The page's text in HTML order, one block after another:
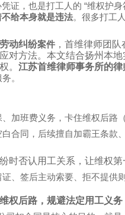
证，也是打工人的 “维权护身
给本身就是违法。很多打工
劳动纠纷案件 ，首维律师团
对方法。本文结合扬州本地
。 江苏首维律师事务所的
。
加班费义务，卡住维权后路
合同，后续擅自加霸王条款
时否认用工关系，让维权
、签后主动索要、拒不提供
权后路，规避法定用工义务